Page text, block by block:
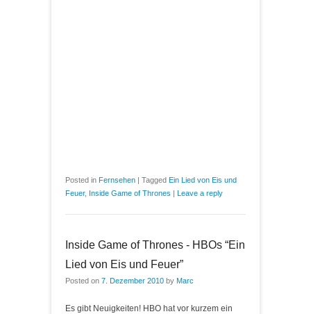
Posted in Fernsehen | Tagged Ein Lied von Eis und
Feuer, Inside Game of Thrones | Leave a reply
Inside Game of Thrones - HBOs “Ein
Lied von Eis und Feuer”
Posted on 7. Dezember 2010 by Marc
Es gibt Neuigkeiten! HBO hat vor kurzem ein